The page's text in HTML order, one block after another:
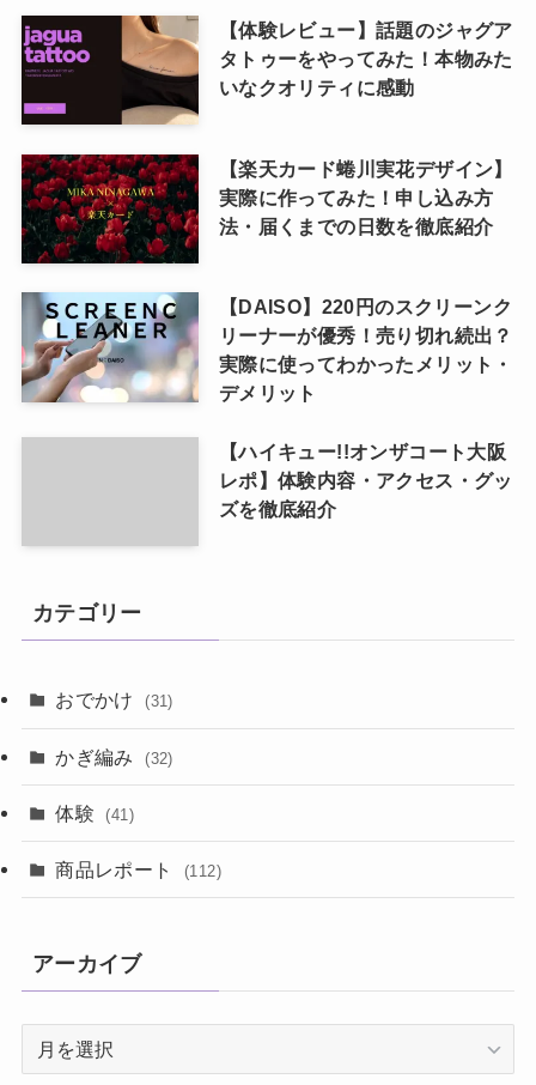
【体験レビュー】話題のジャグア
タトゥーをやってみた！本物みた
いなクオリティに感動
【楽天カード蜷川実花デザイン】
実際に作ってみた！申し込み方
法・届くまでの日数を徹底紹介
【DAISO】220円のスクリーンク
リーナーが優秀！売り切れ続出？
実際に使ってわかったメリット・
デメリット
【ハイキュー!!オンザコート大阪
レポ】体験内容・アクセス・グッ
ズを徹底紹介
カテゴリー
おでかけ (31)
かぎ編み (32)
体験 (41)
商品レポート (112)
アーカイブ